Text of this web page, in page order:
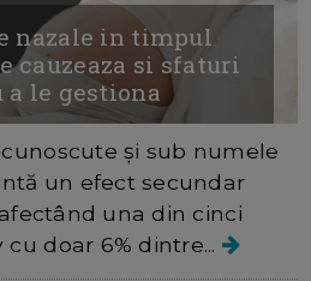
nazale in timpul
cauzeaza si sfaturi
a le gestiona
și sub numele
un efect secundar
una din cinci
doar 6% dintre...